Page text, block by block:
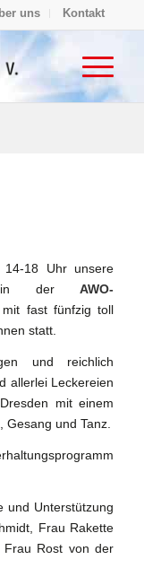
uns Kontakt
18 Uhr unsere
in derAWO-
fast fünfzig toll
statt.
und reichlich
allerlei Leckereien
mit einem
und Tanz.
und Unterstützung
Frau Rakette
Rost von der